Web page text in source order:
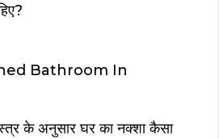
Bathroom In
के अनुसार घर का नक्शा कैसा